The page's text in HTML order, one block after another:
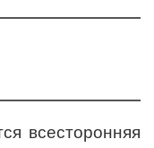
всесторонняя